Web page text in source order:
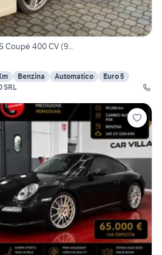
Coupé 400 CV (9...
Benzina Automatico
Euro 5
SRL